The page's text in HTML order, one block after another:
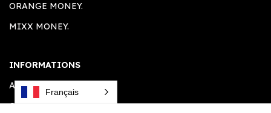
ORANGE MONEY.
MIXX MONEY.
INFORMATIONS
A PROPOS.
CONTACT.
Français